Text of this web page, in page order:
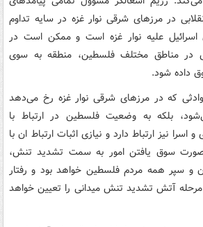
در مرزهای شرقی نوار غزه در سایه تداوم
علیه نوار غزه است و ممکن است در
در مناطق مختلف فلسطین، منطقه به سوی
داده شود.
که در مرزهای شرقی نوار غزه رخ می‌دهد
بلکه به وضعیت فلسطین در ارتباط با
اسرا نیز ارتباط دارد و نیازی اثبات ارتباط ان با
سوق یافتن امور به سمت تشدید تنش،
و سپر همه مردم فلسطین خواهد بود و رفتار
مرحله آتش تشدید تنش میدانی را تعیین خواهد